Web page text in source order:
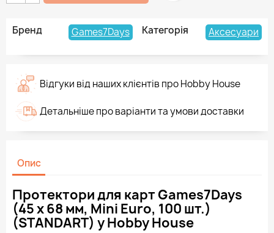
Бренд Games7Days Категорія Аксесуари
Відгуки від наших клієнтів про Hobby House
Детальніше про варіанти та умови доставки
Опис
Протектори для карт Games7Days
(45 х 68 мм, Mini Euro, 100 шт.)
(STANDART) у Hobby House